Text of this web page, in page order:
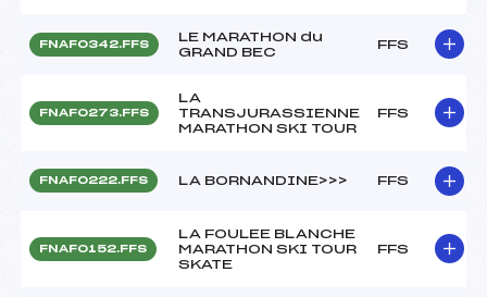
FNAF0342.FFS
LE MARATHON du
GRAND BEC
FFS
FNAF0273.FFS
LA
TRANSJURASSIENNE
MARATHON SKI TOUR
FFS
FNAF0222.FFS LA BORNANDINE>>> FFS
FNAF0152.FFS
LA FOULEE BLANCHE
MARATHON SKI TOUR
SKATE
FFS